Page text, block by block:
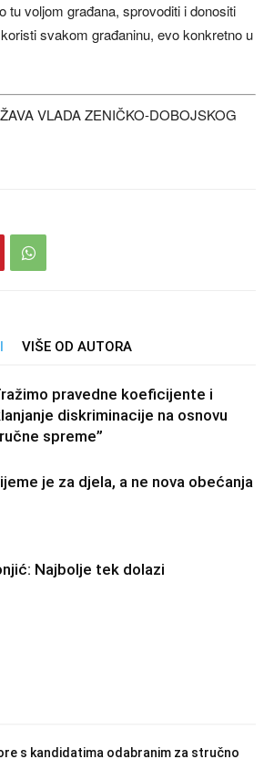
tu voljom građana, sprovoditi i donositi
svakom građaninu, evo konkretno u
VLADA ZENIČKO-DOBOJSKOG
VIŠE OD AUTORA
pravedne koeficijente i
diskriminacije na osnovu
spreme”
je za djela, a ne nova obećanja
Najbolje tek dolazi
s kandidatima odabranim za stručno